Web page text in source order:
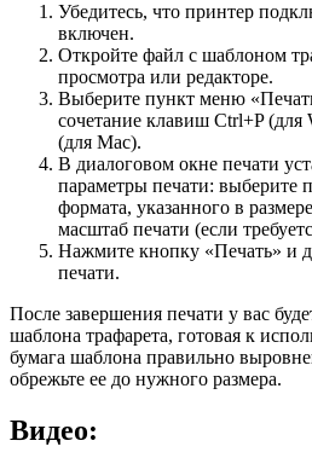
Убедитесь, что принтер
включен.
Откройте файл с шаблоном
просмотра или редакторе.
Выберите пункт меню
сочетание клавиш Ctrl+P (для
(для Mac).
В диалоговом окне печати
параметры печати: выберите
формата, указанного в
масштаб печати (если
Нажмите кнопку «Печать» и
печати.
После завершения печати у вас
шаблона трафарета, готовая к
бумага шаблона правильно
обрежьте ее до нужного размера.
Видео: